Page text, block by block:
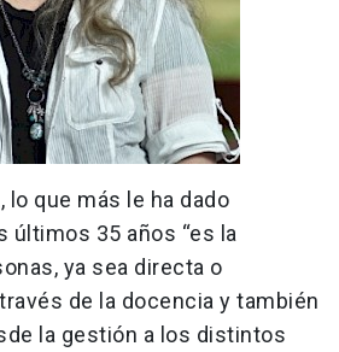
lo que más le ha dado
35 años “es la
ya sea directa o
de la docencia y también
la gestión a los distintos